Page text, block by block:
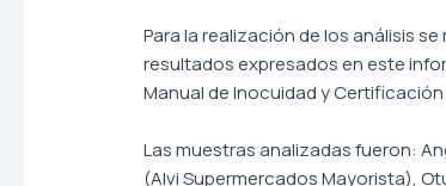
Para la realización de los análisis
resultados expresados en este
Manual de Inocuidad y
Las muestras analizadas fueron:
(Alvi Supermercados Mayorista),